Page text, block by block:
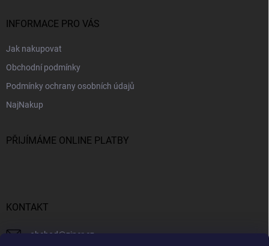
INFORMACE PRO VÁS
Jak nakupovat
Obchodní podmínky
Podmínky ochrany osobních údajů
NajNakup
PŘIJÍMÁME ONLINE PLATBY
KONTAKT
obchod@ziner.cz